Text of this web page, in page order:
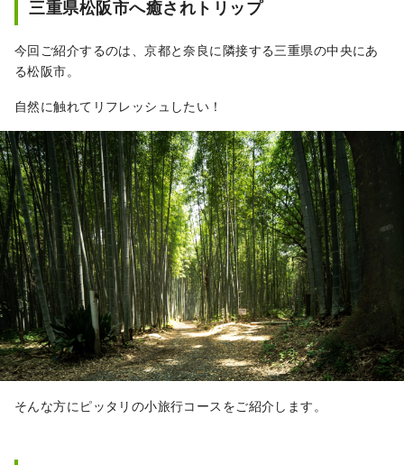
をもたらしました。
三重県松阪市へ癒されトリップ
今回ご紹介するのは、京都と奈良に隣接する三重県の中央にあ
る松阪市。
自然に触れてリフレッシュしたい！
そんな方にピッタリの小旅行コースをご紹介します。